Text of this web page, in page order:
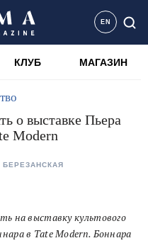
EN
КЛУБ МАГАЗИН
о выставке Пьера
Modern
БЕРЕЗАНСКАЯ
на выставку культового
в Tate Modern. Боннара